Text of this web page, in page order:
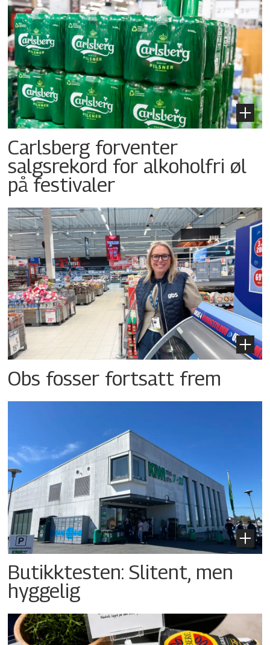
Carlsberg forventer
salgsrekord for alkoholfri øl
på festivaler
Obs fosser fortsatt frem
Butikktesten: Slitent, men
hyggelig